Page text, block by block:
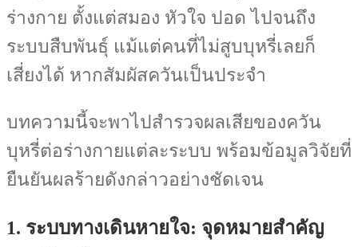
ร่างกาย ตั้งแต่สมอง หัวใจ ปอด ไปจนถึง
ระบบสืบพันธุ์ แม้แต่คนที่ไม่สูบบุหรี่เลยก็
เสี่ยงได้ หากสัมผัสควันเป็นประจำ
บทความนี้จะพาไปสำรวจผลเสียของควัน
บุหรี่ต่อร่างกายแต่ละระบบ พร้อมข้อมูลวิจัยที่
ยืนยันผลร้ายดังกล่าวอย่างชัดเจน
1. ระบบทางเดินหายใจ: จุดหมายสำคัญ